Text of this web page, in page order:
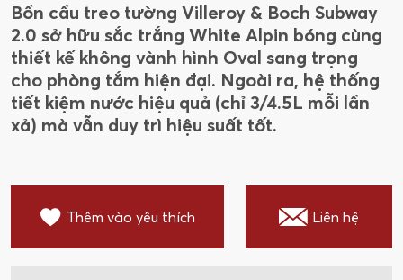
Bồn cầu treo tường Villeroy & Boch Subway
2.0 sở hữu sắc trắng White Alpin bóng cùng
thiết kế không vành hình Oval sang trọng
cho phòng tắm hiện đại. Ngoài ra, hệ thống
tiết kiệm nước hiệu quả (chỉ 3/4.5L mỗi lần
xả) mà vẫn duy trì hiệu suất tốt.
Thêm vào yêu thích Liên hệ